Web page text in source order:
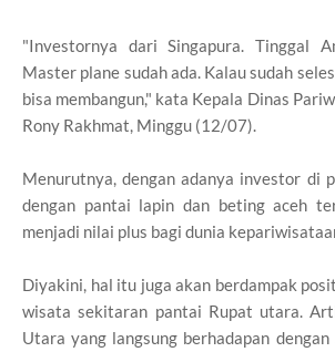
"Investornya dari Singapura. Tinggal
Master plane sudah ada. Kalau sudah
bisa membangun," kata Kepala Dinas
Rony Rakhmat, Minggu (12/07).
Menurutnya, dengan adanya investor di
dengan pantai lapin dan beting aceh
menjadi nilai plus bagi dunia
Diyakini, hal itu juga akan berdampak
wisata sekitaran pantai Rupat utara.
Utara yang langsung berhadapan